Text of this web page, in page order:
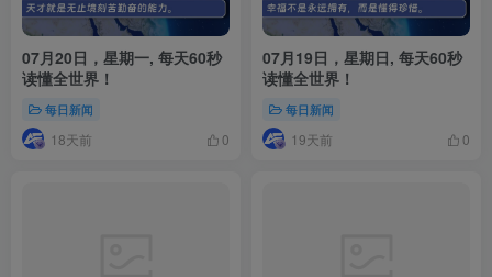
07月20日，星期一, 每天60秒
读懂全世界！
每日新闻
18天前 0
07月19日，星期日, 每天60秒
读懂全世界！
每日新闻
19天前 0